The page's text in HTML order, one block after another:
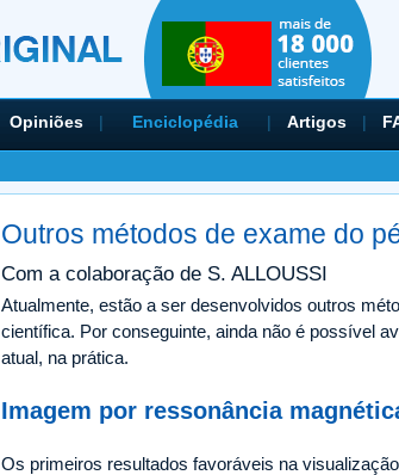
Opiniões | Enciclopédia | Artigos |
Outros métodos de exame do
Com a colaboração de S. ALLOUSSI
Atualmente, estão a ser desenvolvidos outros
científica. Por conseguinte, ainda não é possível
atual, na prática.
Imagem por ressonância
Os primeiros resultados favoráveis na